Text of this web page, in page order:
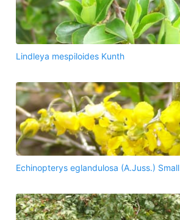
Lindleya mespiloides Kunth
Echinopterys eglandulosa (A.Juss.) Small